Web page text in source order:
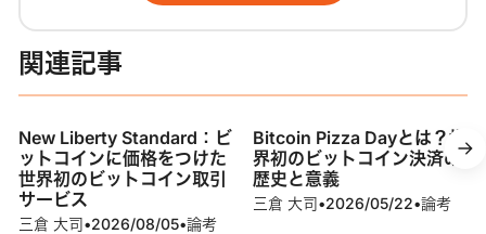
関連記事
New Liberty Standard：ビ
ットコインに価格をつけた
世界初のビットコイン取引
サービス
三倉 大司•2026/08/05•論考
Bitcoin Pizza Dayとは？世
界初のビットコイン決済の
歴史と意義
三倉 大司•2026/05/22•論考